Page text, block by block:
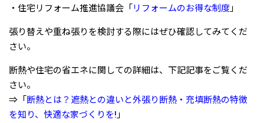
・住宅リフォーム推進協議会「 リフォームのお得な制度 」
張り替えや重ね張りを検討する際にはぜひ確認してみてくだ
さい。
断熱や住宅の省エネに関しての詳細は、下記記事をご覧くだ
さい。
⇒「 断熱とは？遮熱との違いと外張り断熱・充填断熱の特徴
を知り、快適な家づくりを! 」